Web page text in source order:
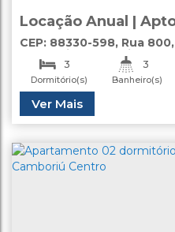
Locação Anual |
suítes) | Semi Mobiliado |
Camboriú
CEP: 88330-598, Rua 800,
Balneário Camboriú
3
Dormitório(s)
3
Banheiro(s)
1
Vaga(s)
Ver Mais